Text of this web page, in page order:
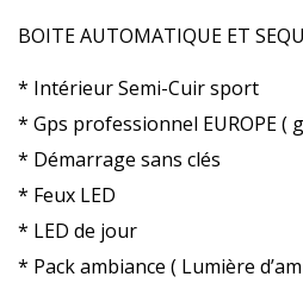
BOITE AUTOMATIQUE ET
* Intérieur Semi-Cuir sport
* Gps professionnel EUROPE (
* Démarrage sans clés
* Feux LED
* LED de jour
* Pack ambiance ( Lumière